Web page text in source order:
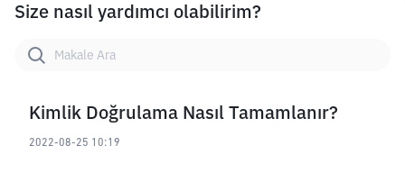
Size nasıl yardımcı olabilirim?
Kimlik Doğrulama Nasıl Tamamlanır?
2022-08-25 10:19